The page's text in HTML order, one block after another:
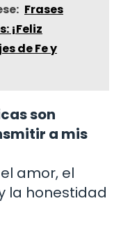
Frases
¡Feliz
de Fe y
son
a mis
amor, el
la honestidad